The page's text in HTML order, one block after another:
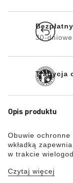
30-
Tradycja
Opis produktu
Obuwie ochronne
wkładką
w trakcie
wygląda jak
Czytaj więcej